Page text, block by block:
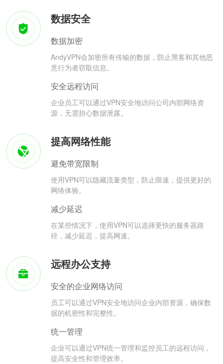
数据安全
数据加密
AndyVPN会加密所有传输的数据，防止黑客和其他恶
意行为者窃取信息。
安全远程访问
企业员工可以通过VPN安全地访问公司内部网络资
源，无需担心数据泄露。
提高网络性能
避免带宽限制
使用VPN可以隐藏流量类型，防止限速，提供更好的
网络体验。
减少延迟
在某些情况下，使用VPN可以选择更快的服务器路
径，减少延迟，提高网速。
远程办公支持
安全的企业网络访问
员工可以通过VPN安全地访问企业内部资源，确保数
据的机密性和完整性。
统一管理
企业可以通过VPN统一管理和监控员工的远程访问，
提高安全性和管理效率。